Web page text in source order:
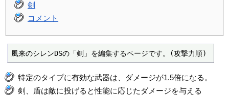
剣
コメント
風来のシレンDSの「剣」を編集するページです。(攻撃力順)
特定のタイプに有効な武器は、ダメージが1.5倍になる。
剣、盾は敵に投げると性能に応じたダメージを与える